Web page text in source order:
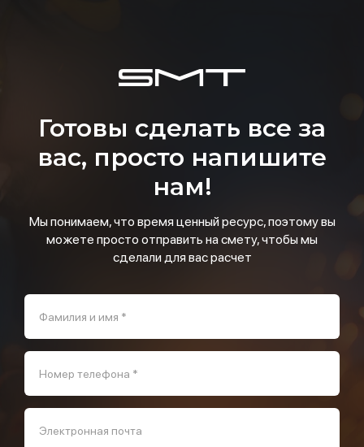
Готовы сделать все за
вас, просто напишите
нам!
Мы понимаем, что время ценный ресурс, поэтому вы
можете просто отправить на смету, чтобы мы
сделали для вас расчет
Фамилия и имя *
Номер телефона *
Электронная почта